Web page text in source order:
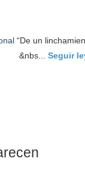
“De un
Seguir